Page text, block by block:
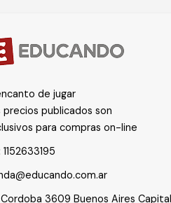
de jugar
precios publicados son
para compras on-line
1152633195
Cordoba 3609 Buenos Aires